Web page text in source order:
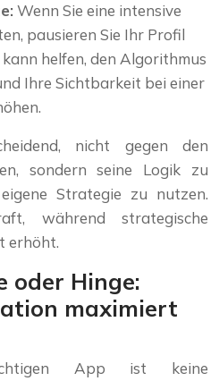
Wenn Sie eine intensive
pausieren Sie Ihr Profil
helfen, den Algorithmus
Ihre Sichtbarkeit bei einer
nicht gegen den
sondern seine Logik zu
Strategie zu nutzen.
während strategische
erhöht.
oder Hinge:
maximiert
App ist keine